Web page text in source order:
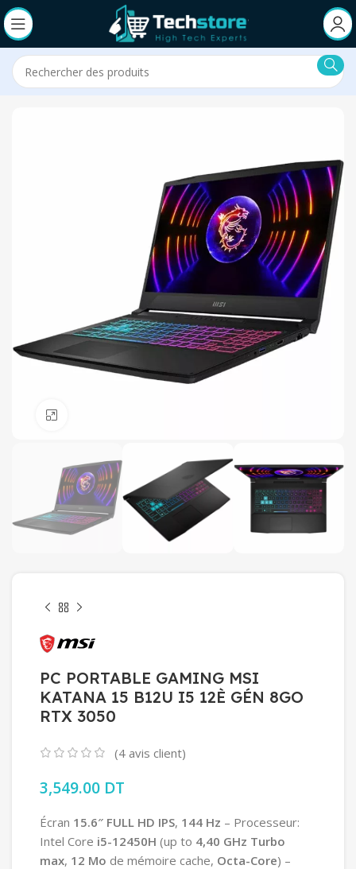
PC PORTABLE GAMING MSI
KATANA 15 B12U I5 12È GÉN 8GO
RTX 3050
(4 avis client)
3,549.00 DT
Écran 15.6″ FULL HD IPS, 144 Hz – Processeur:
Intel Core i5-12450H (up to 4,40 GHz Turbo
max, 12 Mo de mémoire cache, Octa-Core) –